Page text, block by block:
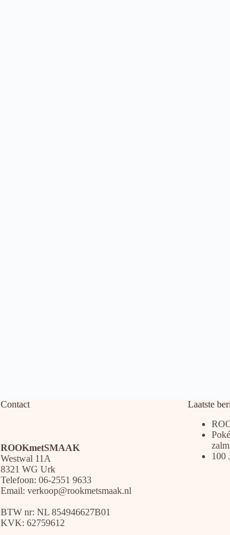
Contact
ROOKmetSMAAK
Westwal 11A
8321 WG Urk
Telefoon: 06-2551 9633
Email: verkoop@rookmetsmaak.nl
BTW nr: NL 854946627B01
KVK: 62759612
Laatste
zalm
100